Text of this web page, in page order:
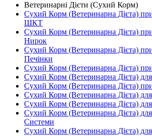
Ветеринарні Дієти (Сухий Корм)
Сухий Корм (Ветеринарна Дієта)
ШКТ
Сухий Корм (Ветеринарна Дієта)
Нирок
Сухий Корм (Ветеринарна Дієта)
Печінки
Сухий Корм (Ветеринарна Дієта)
Сухий Корм (Ветеринарна Дієта)
Сухий Корм (Ветеринарна Дієта) при
Сухий Корм (Ветеринарна Дієта) для
Сухий Корм (Ветеринарна Дієта)
Сухий Корм (Ветеринарна Дієта)
Системи
Сухий Корм (Ветеринарна Дієта)